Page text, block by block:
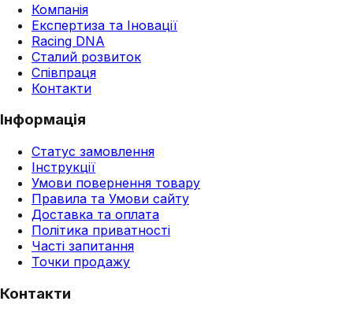
Компанія
Експертиза та Іновації
Racing DNA
Сталий розвиток
Співпраця
Контакти
Інформація
Статус замовлення
Інструкції
Умови повернення товару
Правила та Умови сайту
Доставка та оплата
Політика приватності
Часті запитання
Точки продажу
Контакти